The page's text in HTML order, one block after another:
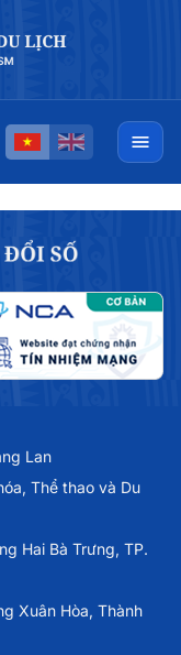
Lan
Thể thao và Du
Hai Bà Trưng, TP.
Xuân Hòa, Thành